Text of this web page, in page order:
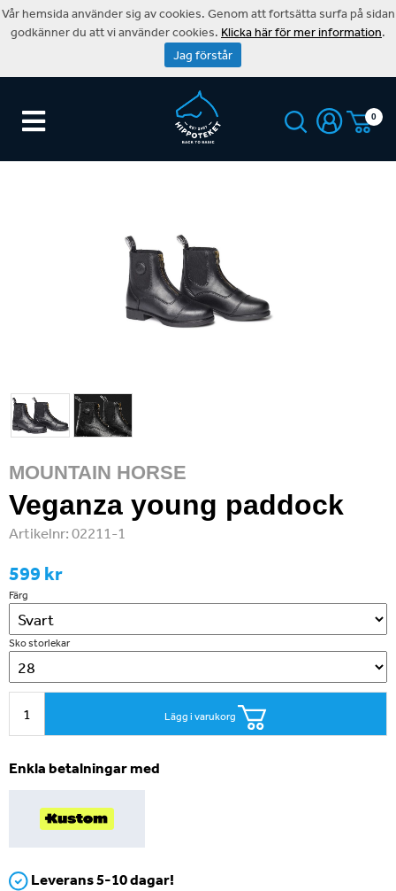
0
MOUNTAIN HORSE
Veganza young paddock
Artikelnr:02211-1
599 kr
Färg
Sko storlekar
Lägg i varukorg
Enkla betalningar med
Leverans 5-10 dagar!
Vår hemsida använder sig av cookies. Genom att fortsätta surfa på sidan
godkänner du att vi använder cookies. Klicka här för mer information.
Jag förstår